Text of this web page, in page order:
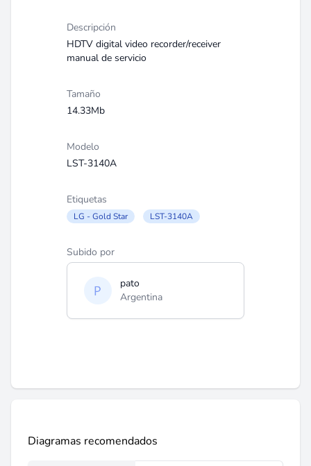
Descripción
HDTV digital video recorder/receiver
manual de servicio
Tamaño
14.33Mb
Modelo
LST-3140A
Etiquetas
LG - Gold Star LST-3140A
Subido por
pato
Argentina
Diagramas recomendados